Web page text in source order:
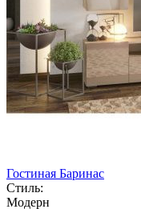
Гостиная Баринас
Стиль:
Модерн